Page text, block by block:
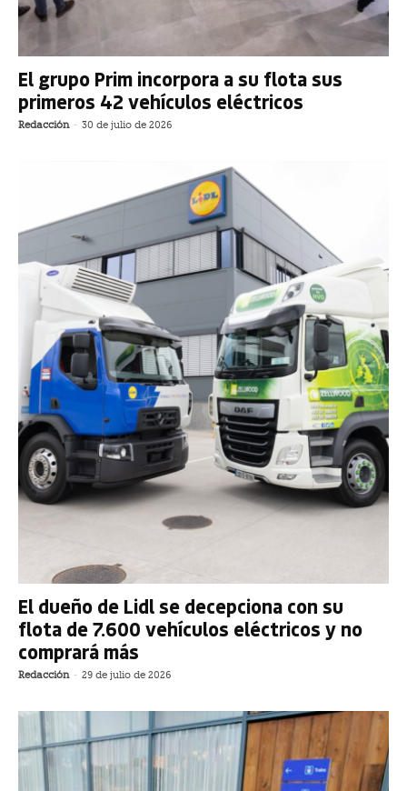
El grupo Prim incorpora a su flota sus
primeros 42 vehículos eléctricos
Redacción - 30 de julio de 2026
El dueño de Lidl se decepciona con su
flota de 7.600 vehículos eléctricos y no
comprará más
Redacción - 29 de julio de 2026